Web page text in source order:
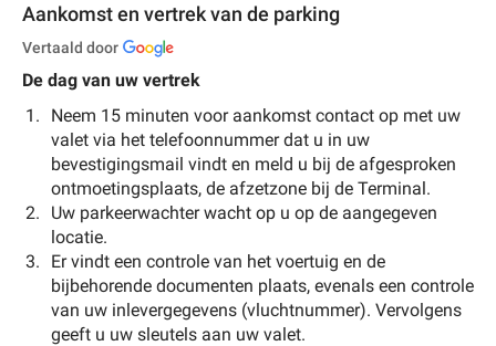
Aankomst en vertrek van de parking
Vertaald door
De dag van uw vertrek
Neem 15 minuten voor aankomst contact op met uw
valet via het telefoonnummer dat u in uw
bevestigingsmail vindt en meld u bij de afgesproken
ontmoetingsplaats, de afzetzone bij de Terminal.
Uw parkeerwachter wacht op u op de aangegeven
locatie.
Er vindt een controle van het voertuig en de
bijbehorende documenten plaats, evenals een controle
van uw inlevergegevens (vluchtnummer). Vervolgens
geeft u uw sleutels aan uw valet.